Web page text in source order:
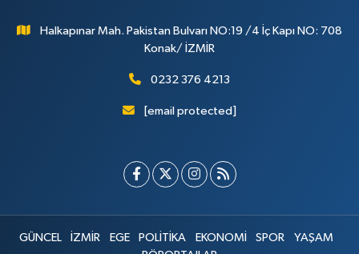
Halkapınar Mah. Pakistan Bulvarı NO:19 /4 İç Kapı NO: 708
Konak/ İZMİR
0232 376 4213
[email protected]
GÜNCEL İZMİR EGE POLİTİKA EKONOMİ SPOR
YAŞAM